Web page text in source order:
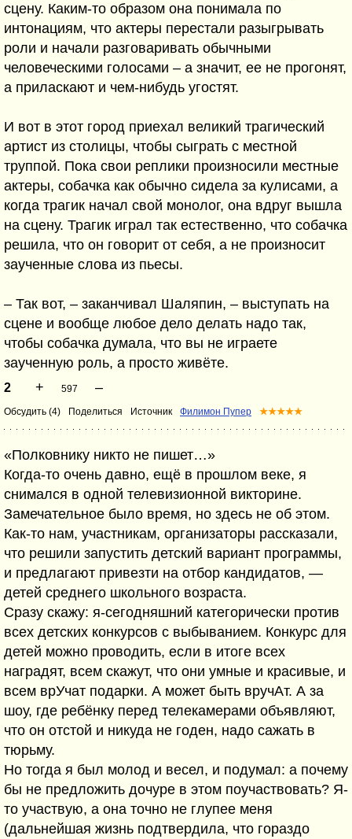
сцену. Каким-то образом она понимала по
интонациям, что актеры перестали разыгрывать
роли и начали разговаривать обычными
человеческими голосами – а значит, ее не прогонят,
а приласкают и чем-нибудь угостят.
И вот в этот город приехал великий трагический
артист из столицы, чтобы сыграть с местной
труппой. Пока свои реплики произносили местные
актеры, собачка как обычно сидела за кулисами, а
когда трагик начал свой монолог, она вдруг вышла
на сцену. Трагик играл так естественно, что собачка
решила, что он говорит от себя, а не произносит
заученные слова из пьесы.
– Так вот, – заканчивал Шаляпин, – выступать на
сцене и вообще любое дело делать надо так,
чтобы собачка думала, что вы не играете
заученную роль, а просто живёте.
2 + 597 –
Обсудить (4) Поделиться Источник Филимон Пупер ★★★★★
«Полковнику никто не пишет…»
Когда-то очень давно, ещё в прошлом веке, я
снимался в одной телевизионной викторине.
Замечательное было время, но здесь не об этом.
Как-то нам, участникам, организаторы рассказали,
что решили запустить детский вариант программы,
и предлагают привезти на отбор кандидатов, —
детей среднего школьного возраста.
Сразу скажу: я-сегодняшний категорически против
всех детских конкурсов с выбыванием. Конкурс для
детей можно проводить, если в итоге всех
наградят, всем скажут, что они умные и красивые, и
всем врУчат подарки. А может быть вручАт. А за
шоу, где ребёнку перед телекамерами объявляют,
что он отстой и никуда не годен, надо сажать в
тюрьму.
Но тогда я был молод и весел, и подумал: а почему
бы не предложить дочуре в этом поучаствовать? Я-
то участвую, а она точно не глупее меня
(дальнейшая жизнь подтвердила, что гораздо